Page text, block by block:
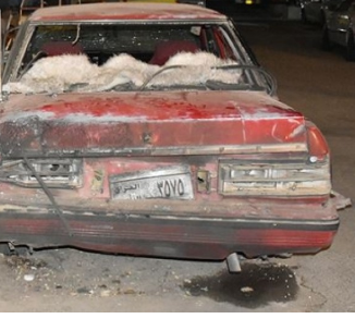
Etimesgut
soruşturmasında
dikkat çeken
iddialar: Çikolata
ku...
Trump’tan
mühimmat
iddialarına
yanıt: